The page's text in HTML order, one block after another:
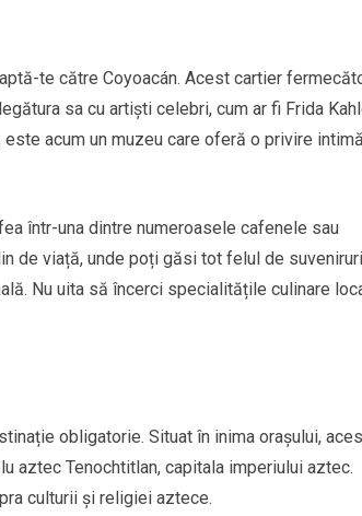
te către Coyoacán. Acest cartier
sa cu artiști celebri, cum ar fi Frida
acum un muzeu care oferă o privire
într-una dintre numeroasele cafenele sau
de viață, unde poți găsi tot felul de suveniruri
Nu uita să încerci specialitățile culinare
obligatorie. Situat în inima orașului,
aztec Tenochtitlan, capitala imperiului aztec.
culturii și religiei aztece.